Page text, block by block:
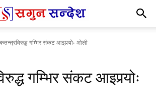
गम्भिर संकट आइपर्‍योः ओली
गम्भिर संकट आइपर्‍योः